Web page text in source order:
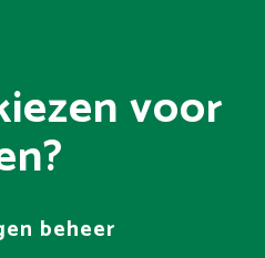
voor
beheer